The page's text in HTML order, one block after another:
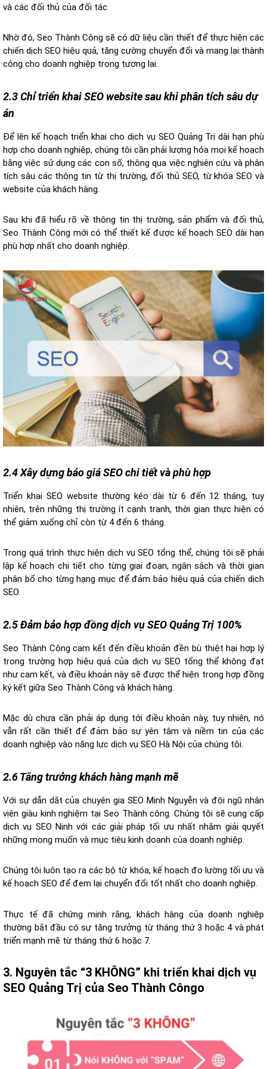
và các đối thủ của đối tác.
Nhờ đó, Seo Thành Công sẽ có dữ liệu cần thiết để thực hiện các
chiến dịch SEO hiệu quả, tăng cường chuyển đổi và mang lại thành
công cho doanh nghiệp trong tương lai.
2.3 Chỉ triển khai SEO website sau khi phân tích sâu dự
án
Để lên kế hoạch triển khai cho dịch vụ SEO Quảng Trị dài hạn phù
hợp cho doanh nghiệp, chúng tôi cần phải lượng hóa mọi kế hoạch
bằng việc sử dụng các con số, thông qua việc nghiên cứu và phân
tích sâu các thông tin từ thị trường, đối thủ SEO, từ khóa SEO và
website của khách hàng.
Sau khi đã hiểu rõ về thông tin thị trường, sản phẩm và đối thủ,
Seo Thành Công mới có thể thiết kế được kế hoạch SEO dài hạn
phù hợp nhất cho doanh nghiệp.
2.4 Xây dựng báo giá SEO chi tiết và phù hợp
Triển khai SEO website thường kéo dài từ 6 đến 12 tháng, tuy
nhiên, trên những thị trường ít cạnh tranh, thời gian thực hiện có
thể giảm xuống chỉ còn từ 4 đến 6 tháng.
Trong quá trình thực hiện dịch vụ SEO tổng thể, chúng tôi sẽ phải
lập kế hoạch chi tiết cho từng giai đoạn, ngân sách và thời gian
phân bổ cho từng hạng mục để đảm bảo hiệu quả của chiến dịch
SEO.
2.5 Đảm bảo hợp đồng dịch vụ SEO Quảng Trị 100%
Seo Thành Công cam kết đến điều khoản đền bù thiệt hại hợp lý
trong trường hợp hiệu quả của dịch vụ SEO tổng thể không đạt
như cam kết, và điều khoản này sẽ được thể hiện trong hợp đồng
ký kết giữa Seo Thành Công và khách hàng.
Mặc dù chưa cần phải áp dụng tới điều khoản này, tuy nhiên, nó
vẫn rất cần thiết để đảm bảo sự yên tâm và niềm tin của các
doanh nghiệp vào năng lực dịch vụ SEO Hà Nội của chúng tôi.
2.6 Tăng trưởng khách hàng mạnh mẽ
Với sự dẫn dắt của chuyên gia SEO Minh Nguyễn và đội ngũ nhân
viên giàu kinh nghiệm tại Seo Thành công. Chúng tôi sẽ cung cấp
dịch vụ SEO Ninh với các giải pháp tối ưu nhất nhằm giải quyết
những mong muốn và mục tiêu kinh doanh của doanh nghiệp.
Chúng tôi luôn tạo ra các bộ từ khóa, kế hoạch đo lường tối ưu và
kế hoạch SEO để đem lại chuyển đổi tốt nhất cho doanh nghiệp.
Thực tế đã chứng minh rằng, khách hàng của doanh nghiệp
thường bắt đầu có sự tăng trưởng từ tháng thứ 3 hoặc 4 và phát
triển mạnh mẽ từ tháng thứ 6 hoặc 7.
3. Nguyên tắc “3 KHÔNG” khi triển khai dịch vụ
SEO Quảng Trị của Seo Thành Côngo